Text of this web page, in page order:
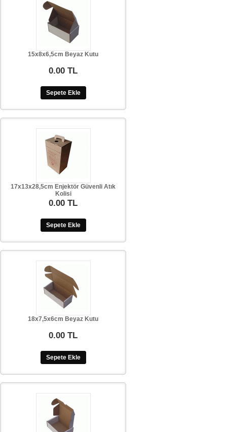
15x8x6,5cm Beyaz Kutu
0.00 TL
Sepete Ekle
17x13x28,5cm Enjektör Güvenli Atık
Kolisi
0.00 TL
Sepete Ekle
18x7,5x6cm Beyaz Kutu
0.00 TL
Sepete Ekle